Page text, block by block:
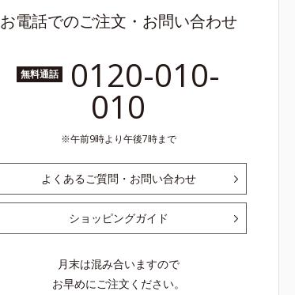
お電話でのご注文・お問い合わせ
無料通話 0120-010-
010
午前9時より午後7時まで
よくあるご質問・お問い合わせ
ショッピングガイド
月末は混み合いますので
お早めにご注文ください。